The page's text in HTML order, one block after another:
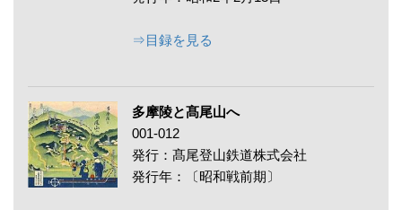
⇒目録を見る
多摩陵と髙尾山へ
001-012
発行：髙尾登山鉄道株式会社
発行年：〔昭和戦前期〕